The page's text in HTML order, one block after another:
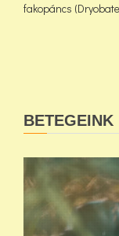
fakopáncs
BETEGEINK